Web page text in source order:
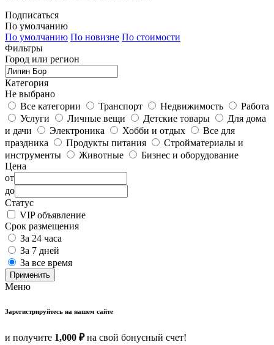
Подписаться
По умолчанию
По умолчанию По новизне По стоимости
Фильтры
Город или регион
Категория
Не выбрано
Все категории
Транспорт Недвижимость
Работа
Услуги
Личные вещи Детские товары
Для дома
и дачи
Электроника Хобби и отдых
Все для
праздника
Продукты питания
Стройматериалы и
инструменты
Животные
Бизнес и оборудование
Цена
от
до
Статус
VIP объявление
Срок размещения
За 24 часа
За 7 дней
За все время
Применить
Меню
Зарегистрируйтесь на нашем сайте
и получите 1,000 ₽на свой бонусный счет!